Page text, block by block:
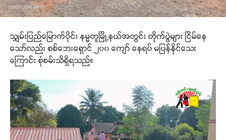
သျှမ်းပြည်မြောက်ပိုင်း နမ္မတူမြို့နယ်အတွင်း တိုက်ပွဲများ ငြိမ်နေ
သော်လည်း စစ်ဘေးရှောင် ၂၀၀ ကျော် နေရပ် မပြန်နိုင်သေး
ကြောင်း စုံစမ်းသိရှိရသည်။